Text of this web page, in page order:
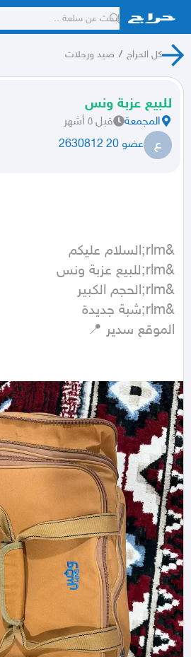
كل الحراج / صيد ورحلات
للبيع عزبة ونس
المجمعة قبل ٥ أشهر
ع عضو 20 2630812
الموقع سدير 📍